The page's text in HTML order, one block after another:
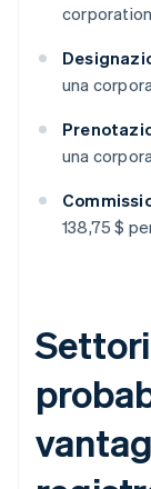
una
una
138,75 $